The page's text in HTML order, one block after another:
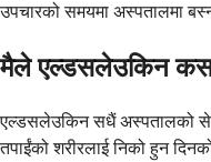
उपचारको समयमा अस्पतालमा
मैले एल्डसलेउकिन
एल्डसलेउकिन सधैं अस्पतालको
तपाईंको शरीरलाई निको हुन